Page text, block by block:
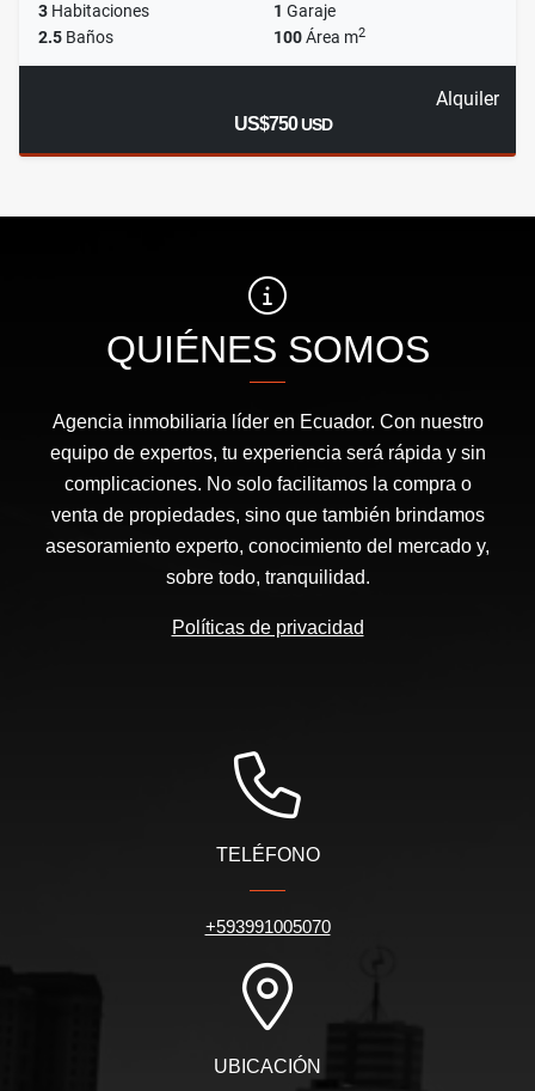
3 Habitaciones 1 Garaje
2.5 Baños 100Área m2
Alquiler
US$750USD
QUIÉNES SOMOS
Agencia inmobiliaria líder en Ecuador. Con nuestro
equipo de expertos, tu experiencia será rápida y sin
complicaciones. No solo facilitamos la compra o
venta de propiedades, sino que también brindamos
asesoramiento experto, conocimiento del mercado y,
sobre todo, tranquilidad.
Políticas de privacidad
TELÉFONO
+593991005070
UBICACIÓN